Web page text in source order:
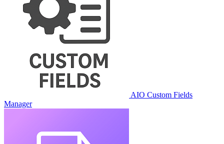
AIO Custom Fields
Manager